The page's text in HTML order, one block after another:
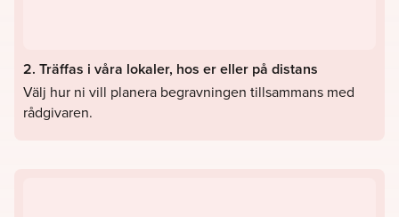
2. Träffas i våra lokaler, hos er eller på distans
Välj hur ni vill planera begravningen tillsammans med
rådgivaren.